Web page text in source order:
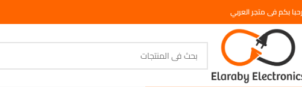
بكم فى متجر العربي